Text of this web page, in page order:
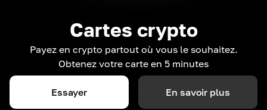
Cartes crypto
Payez en crypto partout où vous le souhaitez.
Obtenez votre carte en 5 minutes
Essayer En savoir plus